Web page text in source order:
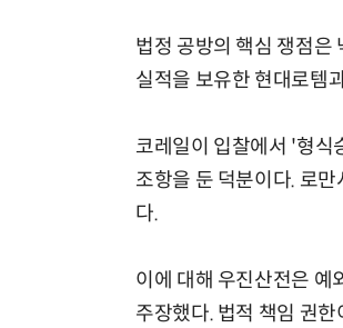
법정 공방의 핵심 쟁점은
실적을 보유한 현대로템
코레일이 입찰에서 '형식
조항을 둔 덕분이다. 로
다.
이에 대해 우진산전은 예
주장했다. 법적 책임 권